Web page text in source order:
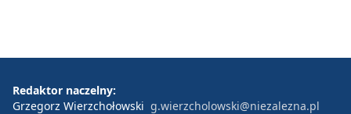
Redaktor naczelny:
Grzegorz Wierzchołowski g.wierzcholowski@niezalezna.pl